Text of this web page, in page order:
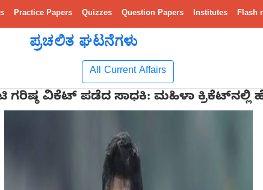
Practice Papers Quizzes Question Papers Institutes Flash
ಪ್ರಚಲಿತ ಘಟನೆಗಳು
All Current Affairs
ಗರಿಷ್ಠ ವಿಕೆಟ್ ಪಡೆದ ಸಾಧಕಿ: ಮಹಿಳಾ ಕ್ರಿಕೆಟ್‌ನಲ್ಲಿ